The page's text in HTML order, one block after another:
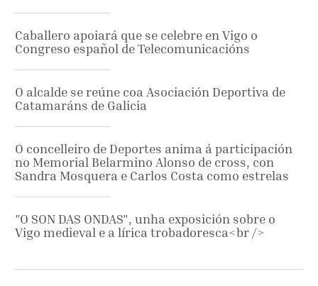
Caballero apoiará que se celebre en Vigo o
Congreso español de Telecomunicacións
O alcalde se reúne coa Asociación Deportiva de
Catamaráns de Galicia
O concelleiro de Deportes anima á participación
no Memorial Belarmino Alonso de cross, con
Sandra Mosquera e Carlos Costa como estrelas
"O SON DAS ONDAS", unha exposición sobre o
Vigo medieval e a lírica trobadoresca<br />